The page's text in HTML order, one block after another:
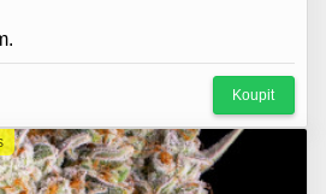
Koupit